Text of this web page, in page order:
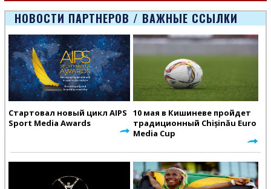
Европейско
НОВОСТИ ПАРТНЕРОВ / ВАЖНЫЕ ССЫЛКИ
Стартовал новый цикл AIPS
Sport Media Awards
10 мая в Кишиневе пройдет
традиционный Chișinău Euro
Media Cup